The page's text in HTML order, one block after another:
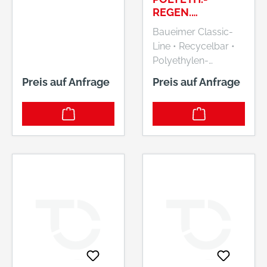
Preis auf Anfrage
REGEN.
SCHWERE AUSF
SCHWARZ 12 L
Baueimer Classic-
Line • Recycelbar •
Polyethylen-
Regeneratgemisch •
Verzinkter Bügel mit
Sicke • Liter-Skala
Hersteller:
Preis auf Anfrage